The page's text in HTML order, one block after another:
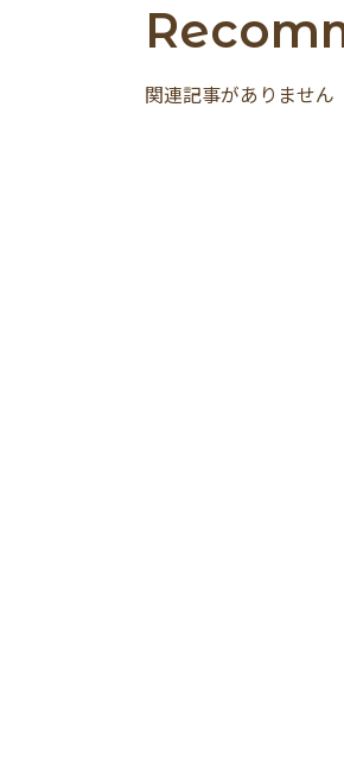
関連記事がありません